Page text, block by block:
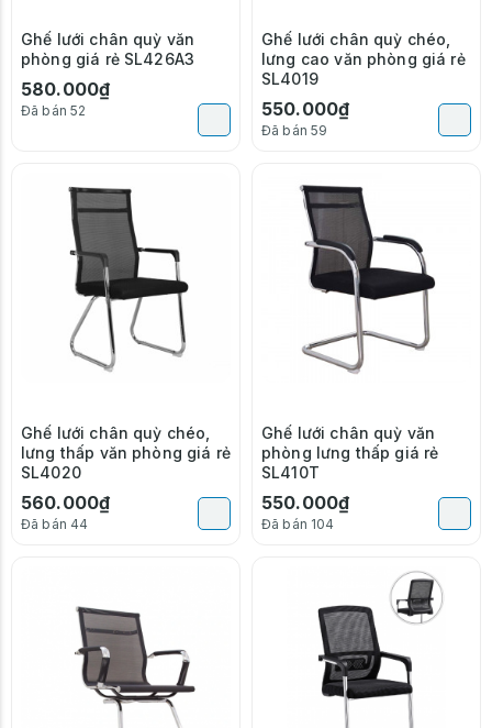
Ghế lưới chân quỳ văn
phòng giá rẻ SL426A3
580.000₫
Đã bán 52
Ghế lưới chân quỳ chéo,
lưng cao văn phòng giá rẻ
SL4019
550.000₫
Đã bán 59
Ghế lưới chân quỳ chéo,
lưng thấp văn phòng giá rẻ
SL4020
560.000₫
Đã bán 44
Ghế lưới chân quỳ văn
phòng lưng thấp giá rẻ
SL410T
550.000₫
Đã bán 104